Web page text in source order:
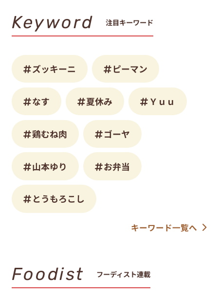
Keyword 注目キーワード
ズッキーニ ピーマン
なす 夏休み Ｙｕｕ
鶏むね肉 ゴーヤ
山本ゆり お弁当
とうもろこし
キーワード一覧へ
Foodist フーディスト連載